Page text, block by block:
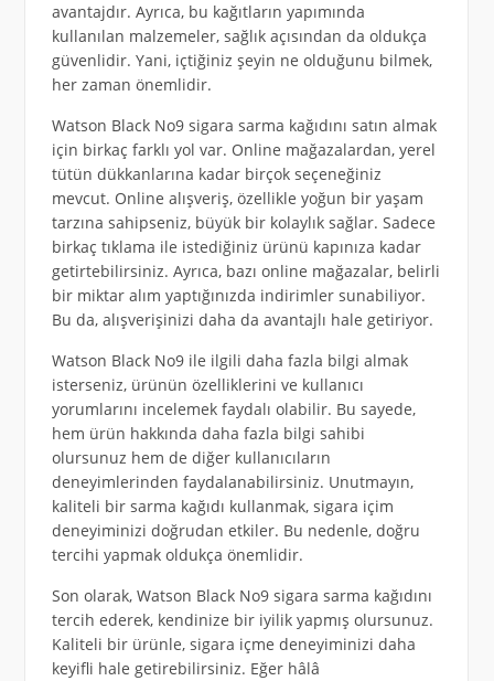
avantajdır. Ayrıca, bu kağıtların yapımında
kullanılan malzemeler, sağlık açısından da oldukça
güvenlidir. Yani, içtiğiniz şeyin ne olduğunu bilmek,
her zaman önemlidir.
Watson Black No9 sigara sarma kağıdını satın almak
için birkaç farklı yol var. Online mağazalardan, yerel
tütün dükkanlarına kadar birçok seçeneğiniz
mevcut. Online alışveriş, özellikle yoğun bir yaşam
tarzına sahipseniz, büyük bir kolaylık sağlar. Sadece
birkaç tıklama ile istediğiniz ürünü kapınıza kadar
getirtebilirsiniz. Ayrıca, bazı online mağazalar, belirli
bir miktar alım yaptığınızda indirimler sunabiliyor.
Bu da, alışverişinizi daha da avantajlı hale getiriyor.
Watson Black No9 ile ilgili daha fazla bilgi almak
isterseniz, ürünün özelliklerini ve kullanıcı
yorumlarını incelemek faydalı olabilir. Bu sayede,
hem ürün hakkında daha fazla bilgi sahibi
olursunuz hem de diğer kullanıcıların
deneyimlerinden faydalanabilirsiniz. Unutmayın,
kaliteli bir sarma kağıdı kullanmak, sigara içim
deneyiminizi doğrudan etkiler. Bu nedenle, doğru
tercihi yapmak oldukça önemlidir.
Son olarak, Watson Black No9 sigara sarma kağıdını
tercih ederek, kendinize bir iyilik yapmış olursunuz.
Kaliteli bir ürünle, sigara içme deneyiminizi daha
keyifli hale getirebilirsiniz. Eğer hâlâ